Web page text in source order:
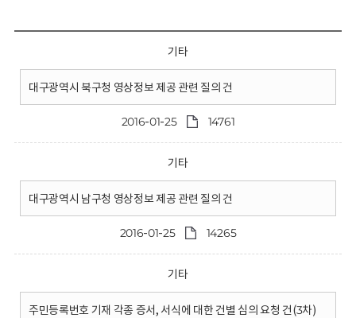
기타
대구광역시 북구청 영상정보 제공 관련 질의 건
2016-01-25 14761
기타
대구광역시 남구청 영상정보 제공 관련 질의 건
2016-01-25 14265
기타
주민등록번호 기재 각종 증서, 서식에 대한 건별 심의 요청 건(3차)